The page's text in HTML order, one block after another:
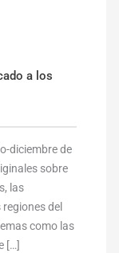
a los
diciembre de
sobre
las
del
como las
[…]